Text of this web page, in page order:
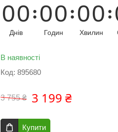
00
Днів
00
Годин
00
Хвилин
В наявності
Код: 895680
3 755 ₴ 3 199 ₴
Купити